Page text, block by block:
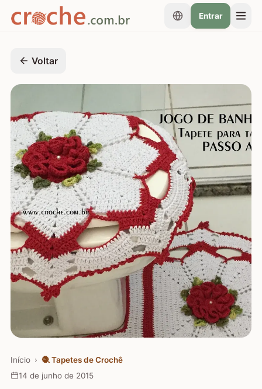
Entrar
Voltar
Início › 🧶 Tapetes de Crochê
14 de junho de 2015